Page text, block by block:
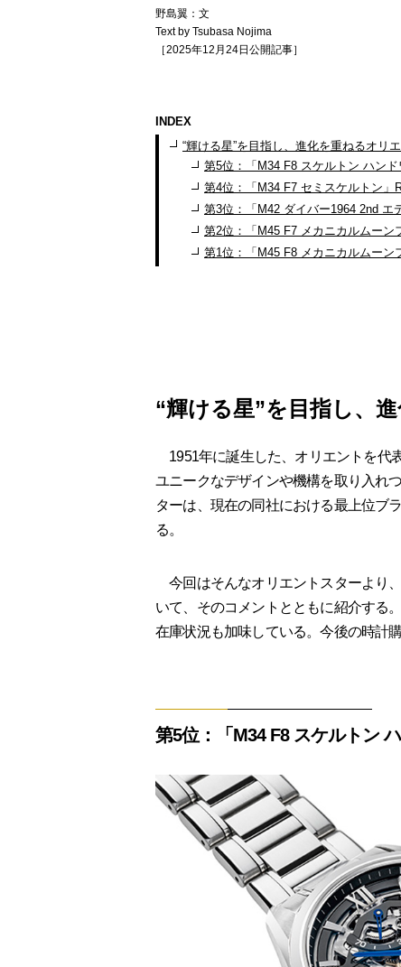
野島翼：文
Text by Tsubasa Nojima
［2025年12月24日公開記事］
INDEX
“輝ける星”を目指し、進化を重ねるオリ
第5位：「M34 F8 スケルトン ハン
第4位：「M34 F7 セミスケルトン」
第3位：「M42 ダイバー1964 2nd エ
第2位：「M45 F7 メカニカルムーン
第1位：「M45 F8 メカニカルムーン
“輝ける星”を目指し、
1951年に誕生した、オリエントを代
ユニークなデザインや機構を取り入れ
ターは、現在の同社における最上位ブ
る。
今回はそんなオリエントスターより
いて、そのコメントとともに紹介する
在庫状況も加味している。今後の時計
第5位：「M34 F8 スケルトン